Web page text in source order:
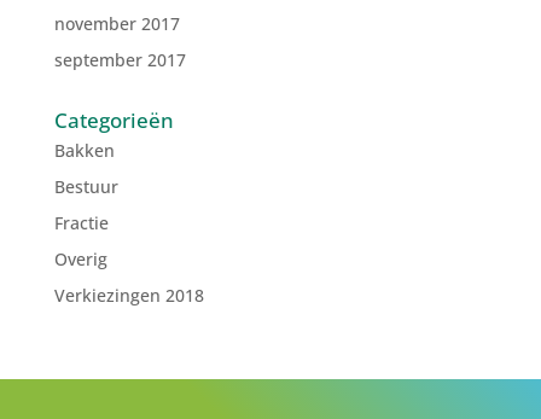
november 2017
september 2017
Categorieën
Bakken
Bestuur
Fractie
Overig
Verkiezingen 2018